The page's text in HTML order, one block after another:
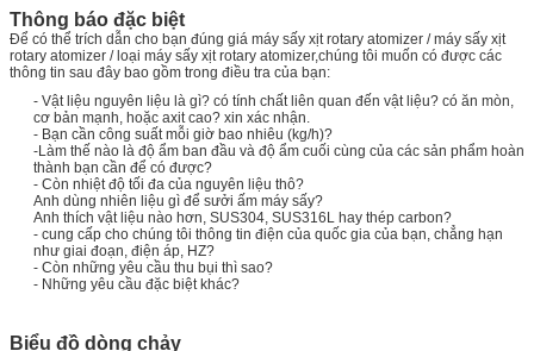
Thông báo đặc biệt
Để có thể trích dẫn cho bạn đúng giá máy sấy xịt rotary atomizer / máy sấy xịt
rotary atomizer / loại máy sấy xịt rotary atomizer,chúng tôi muốn có được các
thông tin sau đây bao gồm trong điều tra của bạn:
- Vật liệu nguyên liệu là gì? có tính chất liên quan đến vật liệu? có ăn mòn,
cơ bản mạnh, hoặc axit cao? xin xác nhận.
- Bạn cần công suất mỗi giờ bao nhiêu (kg/h)?
-Làm thế nào là độ ẩm ban đầu và độ ẩm cuối cùng của các sản phẩm hoàn
thành bạn cần để có được?
- Còn nhiệt độ tối đa của nguyên liệu thô?
Anh dùng nhiên liệu gì để sưởi ấm máy sấy?
Anh thích vật liệu nào hơn, SUS304, SUS316L hay thép carbon?
- cung cấp cho chúng tôi thông tin điện của quốc gia của bạn, chẳng hạn
như giai đoạn, điện áp, HZ?
- Còn những yêu cầu thu bụi thì sao?
- Những yêu cầu đặc biệt khác?
Biểu đồ dòng chảy